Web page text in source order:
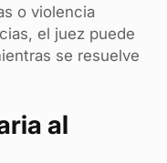
o violencia
el juez puede
se resuelve
al